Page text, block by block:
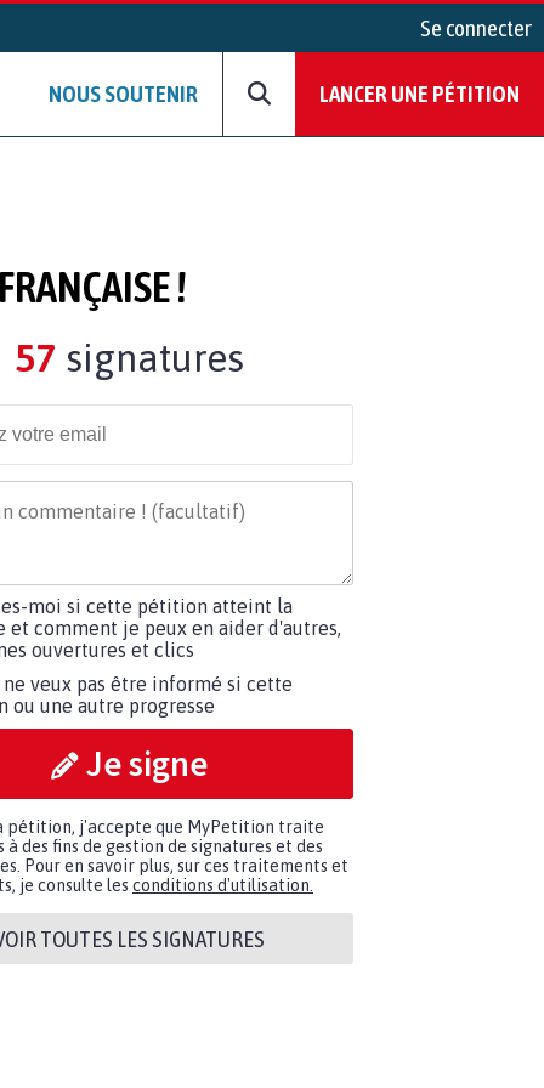
Se connecter
NOUS SOUTENIR LANCER UNE PÉTITION
!
57 signatures
moi si cette pétition atteint la
et comment je peux en aider d'autres,
ouvertures et clics
ne veux pas être informé si cette
ou une autre progresse
Je signe
pétition, j'accepte que MyPetition traite
à des fins de gestion de signatures et des
Pour en savoir plus, sur ces traitements et
je consulte les conditions d'utilisation.
TOUTES LES SIGNATURES